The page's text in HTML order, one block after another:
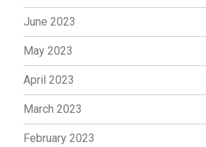
June 2023
May 2023
April 2023
March 2023
February 2023